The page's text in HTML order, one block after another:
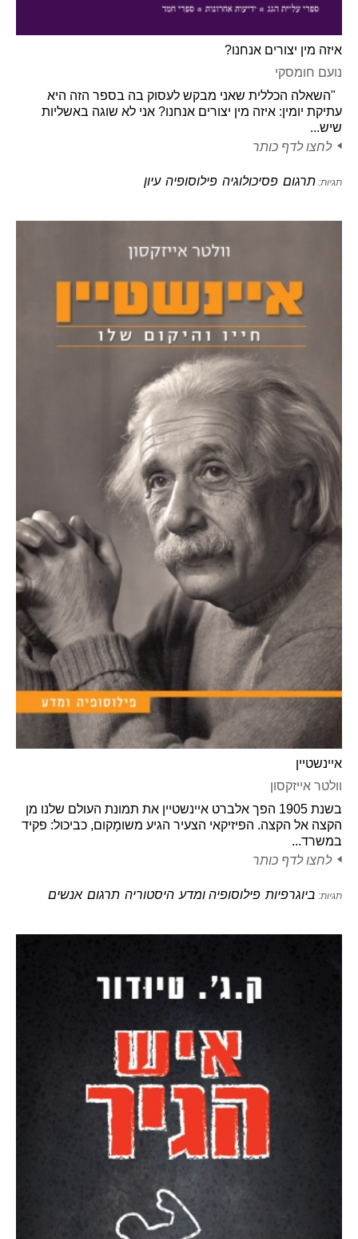
איזה מין יצורים אנחנו?
נועם חומסקי
"השאלה הכללית שאני מבקש לעסוק בה בספר הזה היא
עתיקת יומין: איזה מין יצורים אנחנו? אני לא שוגה באשליות
שיש...
לחצו לדף כותר
תגיות: תרגום פסיכולוגיה פילוסופיה עיון
איינשטיין
וולטר אייזקסון
בשנת 1905 הפך אלברט איינשטיין את תמונת העולם שלנו מן
הקצה אל הקצה. הפיזיקאי הצעיר הגיע משומָקום, כביכול: פקיד
במשרד...
לחצו לדף כותר
תגיות: ביוגרפיות פילוסופיה ומדע היסטוריה תרגום אנשים